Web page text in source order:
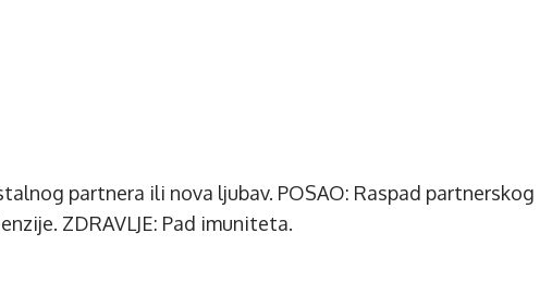
partnera ili nova ljubav. POSAO: Raspad partnerskog
ZDRAVLJE: Pad imuniteta.